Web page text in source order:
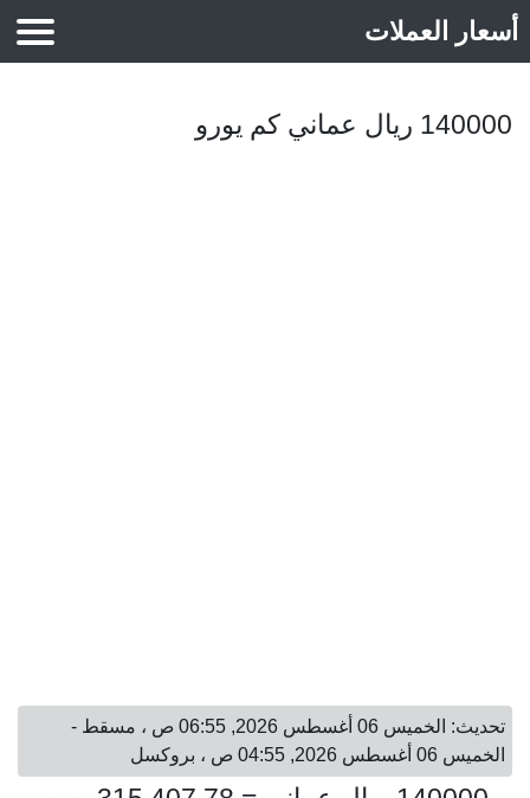
أسعار العملات
140000 ريال عماني كم يورو
تحديث: الخميس 06 أغسطس 2026, 06:55 ص ، مسقط -
الخميس 06 أغسطس 2026, 04:55 ص ، بروكسل